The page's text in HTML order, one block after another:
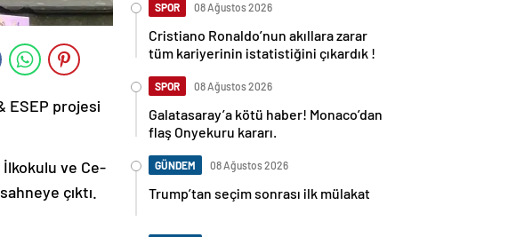
ESEP projesi
ve Ce-
çıktı.
SPOR 08 Ağustos 2026
Cristiano Ronaldo’nun akıllara zarar
tüm kariyerinin istatistiğini çıkardık !
SPOR 08 Ağustos 2026
Galatasaray’a kötü haber! Monaco’dan
flaş Onyekuru kararı.
GÜNDEM 08 Ağustos 2026
Trump’tan seçim sonrası ilk mülakat